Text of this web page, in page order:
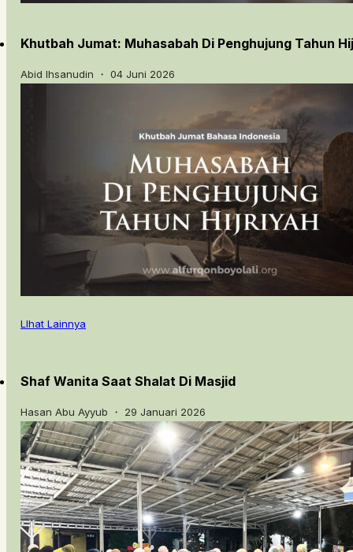
Khutbah Jumat: Muhasabah Di Penghujung Tahun
Abid Ihsanudin ・ 04 Juni 2026
LIhat Lainnya
Shaf Wanita Saat Shalat Di Masjid
Hasan Abu Ayyub ・ 29 Januari 2026